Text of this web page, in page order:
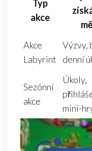
Typ
akce
Akce
Labyrint
Výzvy,
denní
Sezónní
akce
Úkoly,
mini-